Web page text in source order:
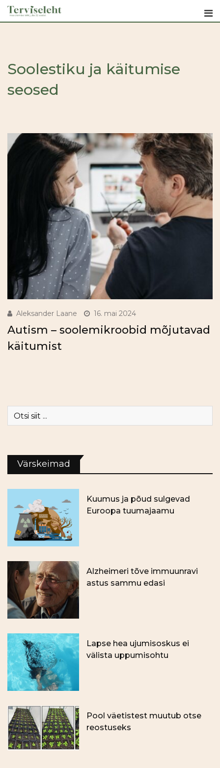
Skip
Soolestiku ja käitumise
seosed
Aleksander Laane 16. mai 2024
Autism – soolemikroobid mõjutavad
käitumist
Värskeimad
Kuumus ja põud sulgevad
Euroopa tuumajaamu
Alzheimeri tõve immuunravi
astus sammu edasi
Lapse hea ujumisoskus ei
välista uppumisohtu
Pool väetistest muutub otse
reostuseks